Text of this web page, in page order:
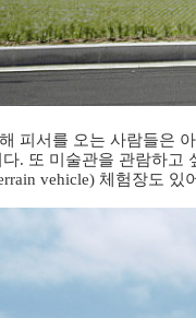
피서를 오는 사람들은
. 또 미술관을 관람하고
vehicle) 체험장도